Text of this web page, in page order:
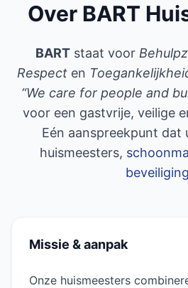
Over BART
BART staat voor
Respect en
“We care for people and
voor een gastvrije, veilige
Eén aanspreekpunt
huismeesters,
beveiliging
Missie & aanpak
Onze huismeesters